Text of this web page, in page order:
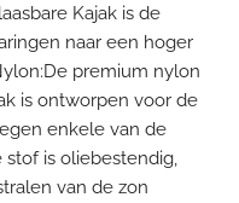
Kajak is de
naar een hoger
premium nylon
is ontworpen voor de
enkele van de
is oliebestendig,
van de zon